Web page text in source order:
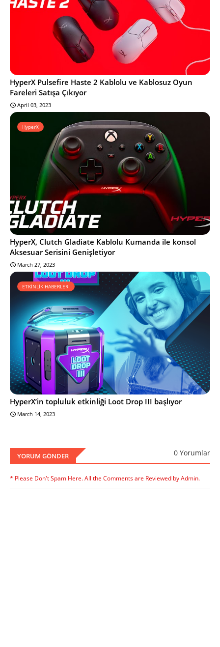
HyperX Pulsefire Haste 2 Kablolu ve Kablosuz Oyun
Fareleri Satışa Çıkıyor
April 03, 2023
HyperX
HyperX, Clutch Gladiate Kablolu Kumanda ile konsol
Aksesuar Serisini Genişletiyor
March 27, 2023
ETKİNLİK HABERLERİ
HyperX’in topluluk etkinliği Loot Drop III başlıyor
March 14, 2023
YORUM GÖNDER 0 Yorumlar
* Please Don't Spam Here. All the Comments are Reviewed by Admin.